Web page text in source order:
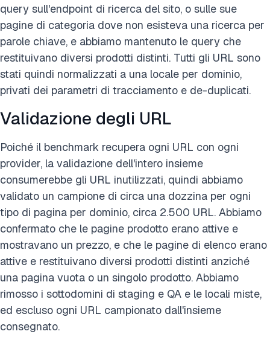
query sull'endpoint di ricerca del sito, o sulle sue
pagine di categoria dove non esisteva una ricerca per
parole chiave, e abbiamo mantenuto le query che
restituivano diversi prodotti distinti. Tutti gli URL sono
stati quindi normalizzati a una locale per dominio,
privati dei parametri di tracciamento e de-duplicati.
Validazione degli URL
Poiché il benchmark recupera ogni URL con ogni
provider, la validazione dell'intero insieme
consumerebbe gli URL inutilizzati, quindi abbiamo
validato un campione di circa una dozzina per ogni
tipo di pagina per dominio, circa 2.500 URL. Abbiamo
confermato che le pagine prodotto erano attive e
mostravano un prezzo, e che le pagine di elenco erano
attive e restituivano diversi prodotti distinti anziché
una pagina vuota o un singolo prodotto. Abbiamo
rimosso i sottodomini di staging e QA e le locali miste,
ed escluso ogni URL campionato dall'insieme
consegnato.